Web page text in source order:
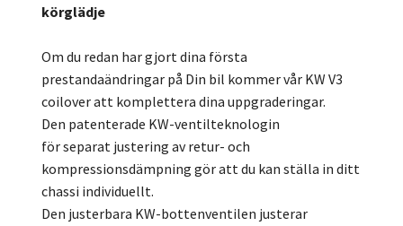
körglädje
Om du redan har gjort dina första
prestandaändringar på Din bil kommer vår KW V3
coilover att komplettera dina uppgraderingar.
Den patenterade KW-ventilteknologin
för separat justering av retur- och
kompressionsdämpning gör att du kan ställa in ditt
chassi individuellt.
Den justerbara KW-bottenventilen justerar